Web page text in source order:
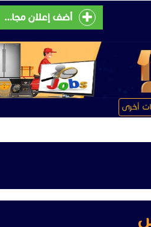
أضف إعلان مجانى
أخرى